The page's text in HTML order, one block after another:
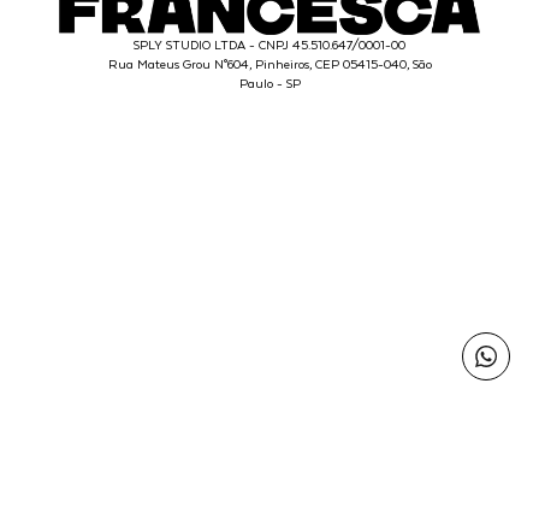
SPLY STUDIO LTDA - CNPJ 45.510.647/0001-00
Rua Mateus Grou N°604, Pinheiros, CEP 05415-040, São
Paulo - SP